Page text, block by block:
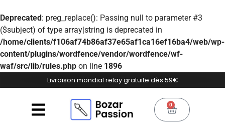
Deprecated: preg_replace(): Passing null to parameter #3
($subject) of type array|string is deprecated in
/home/clients/f106af74b86af37e65af1ca16ef16ba4/web/wp-
content/plugins/wordfence/vendor/wordfence/wf-
waf/src/lib/rules.php on line 1896
Livraison mondial relay gratuite dès 59€
0